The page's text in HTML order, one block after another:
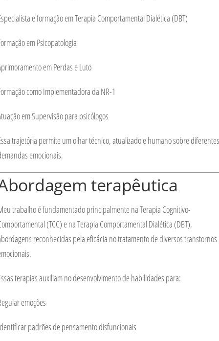
e formação emTerapia Comportamental Dialética (DBT)
emPsicopatologia
emPerdas e Luto
comoImplementadora da NR-1
emSupervisão para psicólogos
trajetória permite um olhar técnico, atualizado e humano sobre diferentes
emocionais.
terapêutica
trabalho é fundamentado principalmente naTerapia Cognitivo-
(TCC)e naTerapia Comportamental Dialética (DBT),
reconhecidas pela eficácia no tratamento de diversos transtornos
terapias auxiliam no desenvolvimento de habilidades para:
emoções
padrões de pensamento disfuncionais